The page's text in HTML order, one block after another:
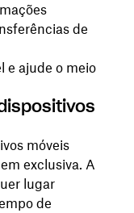
de
e ajude o meio
móveis
exclusiva. A
lugar
de